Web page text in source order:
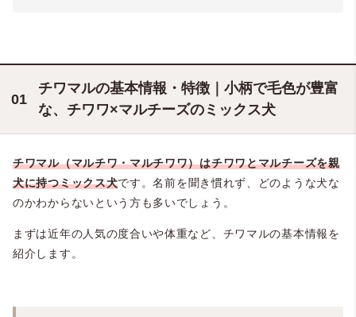
チワマルの基本情報・特徴｜小柄で毛色が豊富
な、チワワ×マルチーズのミックス犬
チワマル（マルチワ・マルチワワ）はチワワとマルチーズを親
犬に持つミックス犬です。名前を聞き慣れず、どのような犬な
のかわからないという方も多いでしょう。
まずは近年の人気の度合いや体重など、チワマルの基本情報を
紹介します。